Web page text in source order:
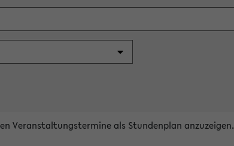
Veranstaltungstermine als Stundenplan anzuzeigen.